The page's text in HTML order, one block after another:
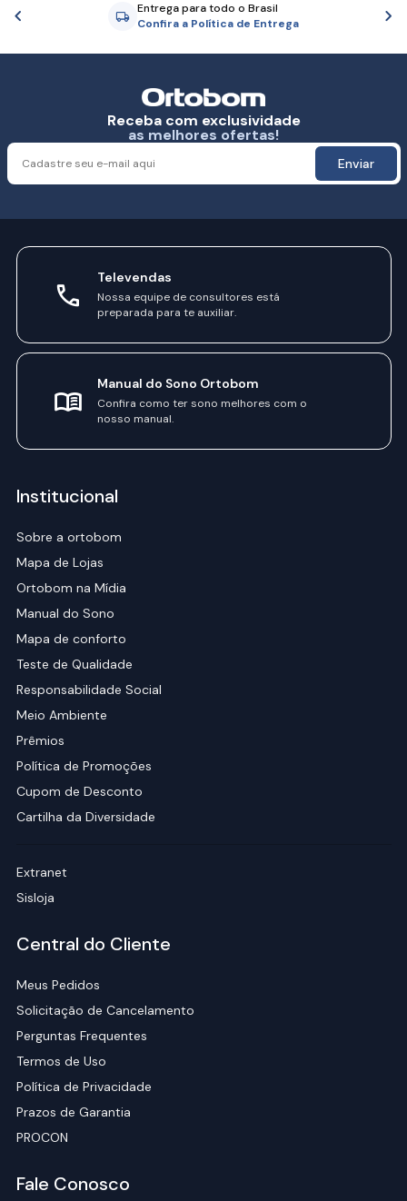
Entrega para todo o Brasil
Confira a Política de Entrega
Anterior
Receba com exclusividade
as melhores ofertas!
Enviar
Televendas
Nossa equipe de consultores está
preparada para te auxiliar.
Manual do Sono Ortobom
Confira como ter sono melhores com o
nosso manual.
Institucional
Sobre a ortobom
Mapa de Lojas
Ortobom na Mídia
Manual do Sono
Mapa de conforto
Teste de Qualidade
Responsabilidade Social
Meio Ambiente
Prêmios
Política de Promoções
Cupom de Desconto
Cartilha da Diversidade
Extranet
Sisloja
Central do Cliente
Meus Pedidos
Solicitação de Cancelamento
Perguntas Frequentes
Termos de Uso
Política de Privacidade
Prazos de Garantia
PROCON
Fale Conosco